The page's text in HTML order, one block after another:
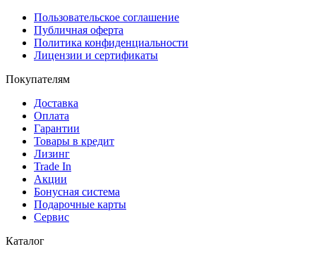
Пользовательское соглашение
Публичная оферта
Политика конфиденциальности
Лицензии и сертификаты
Покупателям
Доставка
Оплата
Гарантии
Товары в кредит
Лизинг
Trade In
Акции
Бонусная система
Подарочные карты
Сервис
Каталог